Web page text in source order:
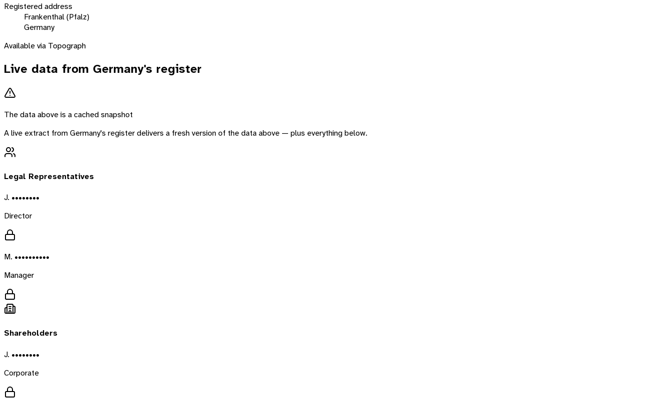
Registered address
Frankenthal (Pfalz)
Germany
Available via Topograph
Live data from Germany's register
The data above is a cached snapshot
A live extract fromGermany's register delivers a fresh version of the data above — plus everything below.
Legal Representatives
J. ••••••••
Director
M. ••••••••••
Manager
Shareholders
J. ••••••••
Corporate